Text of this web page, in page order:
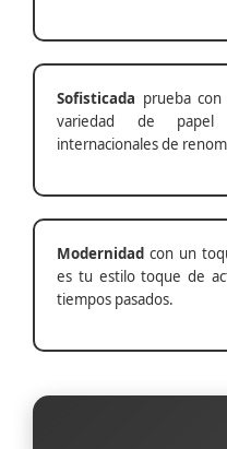
Sofisticada prueba con
variedad de papel
internacionales de
Modernidad con un
es tu estilo toque de
tiempos pasados.